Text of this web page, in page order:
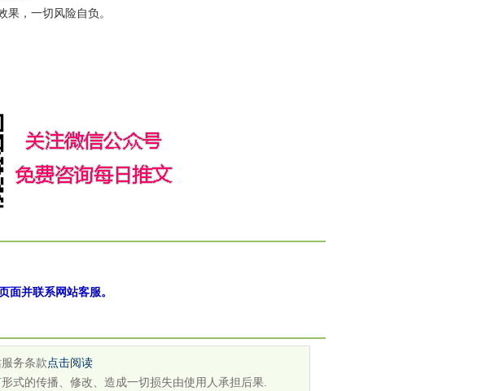
，一切风险自负。
并联系网站客服。
务条款点击阅读
式的传播、修改、造成一切损失由使用人承担后果.